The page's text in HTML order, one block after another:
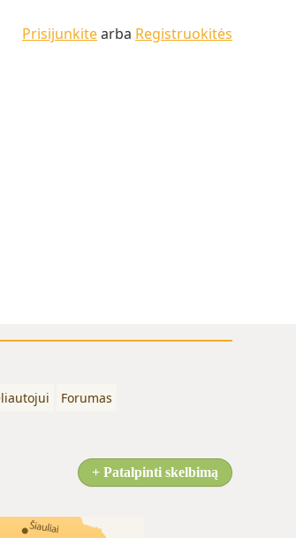
Prisijunkitearba Registruokitės
Forumas
+ Patalpinti skelbimą